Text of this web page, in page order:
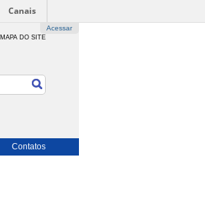
Canais
Acessar
MAPA DO SITE
Contatos